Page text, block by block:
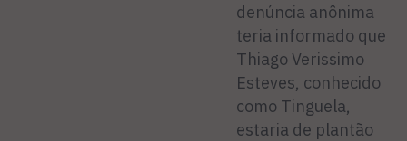
denúncia anônima
teria informado que
Thiago Verissimo
Esteves, conhecido
como Tinguela,
estaria de plantão